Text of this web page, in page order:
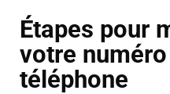
Étapes pour
votre
téléphone